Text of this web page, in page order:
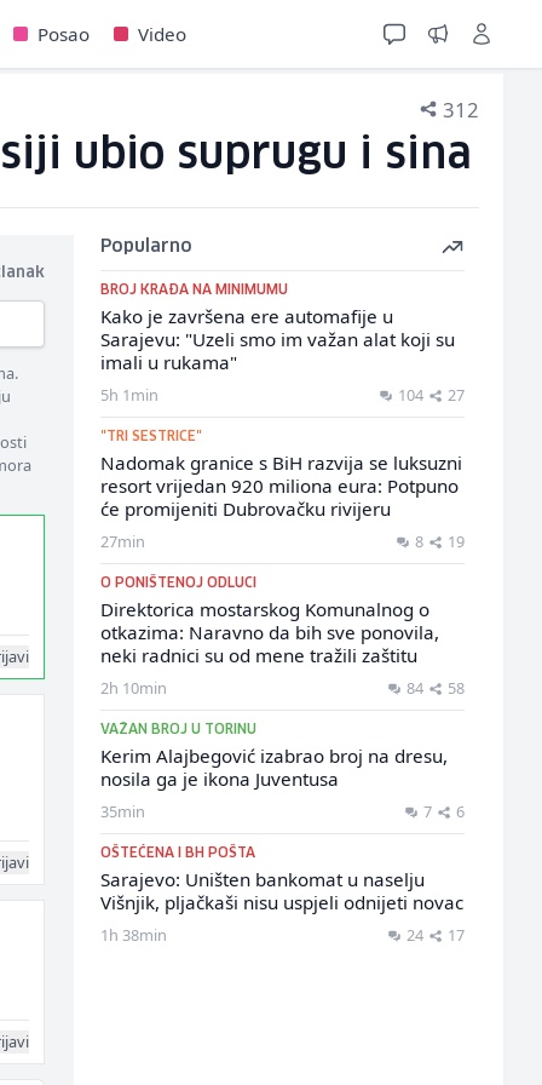
Posao Video
312
ubio suprugu i sina
Popularno
BROJ KRAĐA NA MINIMUMU
Kako je završena ere automafije u
Sarajevu: "Uzeli smo im važan alat koji su
imali u rukama"
5h 1min 104 27
"TRI SESTRICE"
Nadomak granice s BiH razvija se luksuzni
resort vrijedan 920 miliona eura: Potpuno
će promijeniti Dubrovačku rivijeru
27min 8 19
O PONIŠTENOJ ODLUCI
Direktorica mostarskog Komunalnog o
otkazima: Naravno da bih sve ponovila,
neki radnici su od mene tražili zaštitu
2h 10min 84 58
VAŽAN BROJ U TORINU
Kerim Alajbegović izabrao broj na dresu,
nosila ga je ikona Juventusa
35min 7 6
OŠTEĆENA I BH POŠTA
Sarajevo: Uništen bankomat u naselju
Višnjik, pljačkaši nisu uspjeli odnijeti novac
1h 38min 24 17